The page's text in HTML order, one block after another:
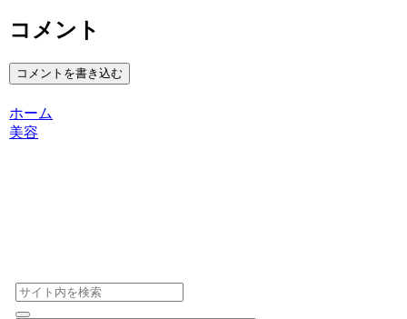
コメント
コメントを書き込む
ホーム
美容